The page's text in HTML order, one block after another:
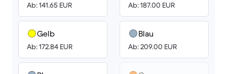
Ab: 141.65 EUR
Gelb
Ab: 172.84 EUR
Ab: 187.00 EUR
Blau
Ab: 209.00 EUR